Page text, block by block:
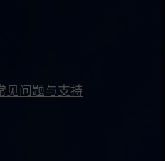
见问题与支持